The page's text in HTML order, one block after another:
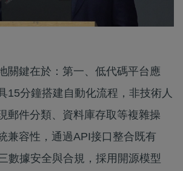
關鍵在於：第一、低代碼平台應
15分鐘搭建自動化流程，非技術人
郵件分類、資料庫存取等複雜操
兼容性，通過API接口整合既有
數據安全與合規，採用開源模型